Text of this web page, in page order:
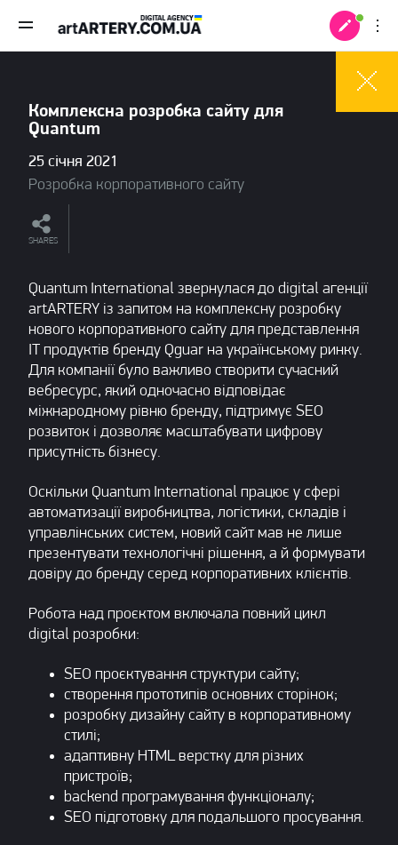
Комплексна розробка сайту для
Quantum
25 січня 2021
Розробка корпоративного сайту
SHARES
Quantum International звернулася до digital агенції
artARTERY із запитом на комплексну розробку
нового корпоративного сайту для представлення
IT продуктів бренду Qguar на українському ринку.
Для компанії було важливо створити сучасний
вебресурс, який одночасно відповідає
міжнародному рівню бренду, підтримує SEO
розвиток і дозволяє масштабувати цифрову
присутність бізнесу.
Оскільки Quantum International працює у сфері
автоматизації виробництва, логістики, складів і
управлінських систем, новий сайт мав не лише
презентувати технологічні рішення, а й формувати
довіру до бренду серед корпоративних клієнтів.
Робота над проєктом включала повний цикл
digital розробки:
SEO проєктування структури сайту;
створення прототипів основних сторінок;
розробку дизайну сайту в корпоративному
стилі;
адаптивну HTML верстку для різних
пристроїв;
backend програмування функціоналу;
SEO підготовку для подальшого просування.